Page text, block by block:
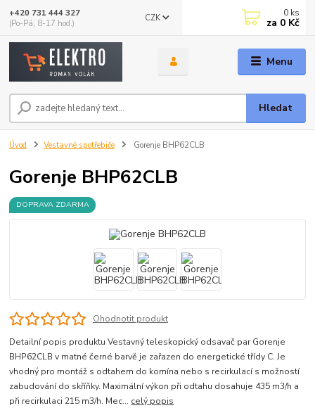
Menu
CZK
Hledat
+420 731 444 327
(Po-Pá, 8-17 hod.)
0 ks
za 0 Kč
Úvod Vestavné spotřebiče Gorenje BHP62CLB
Gorenje BHP62CLB
DOPRAVA ZDARMA
Ohodnotit produkt
Detailní popis produktu Vestavný teleskopický odsavač par Gorenje
BHP62CLB v matné černé barvě je zařazen do energetické třídy C. Je
vhodný pro montáž s odtahem do komína nebo s recirkulací s možností
zabudování do skříňky. Maximální výkon při odtahu dosahuje 435 m3/h a
při recirkulaci 215 m3/h. Mec... celý popis